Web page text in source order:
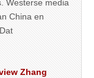
Westerse media
China en
Zhang